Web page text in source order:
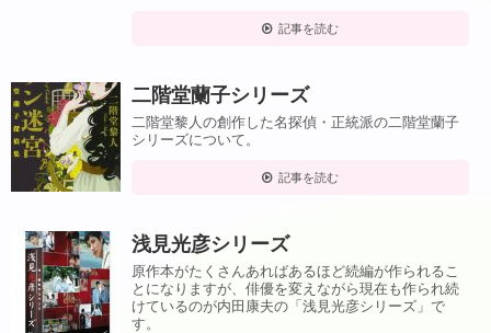
記事を読む
二階堂蘭子シリーズ
二階堂黎人の創作した名探偵・正統派の二階堂蘭子
シリーズについて。
記事を読む
浅見光彦シリーズ
原作本がたくさんあればあるほど続編が作られるこ
とになりますが、俳優を変えながら現在も作られ続
けているのが内田康夫の「浅見光彦シリーズ」で
す。